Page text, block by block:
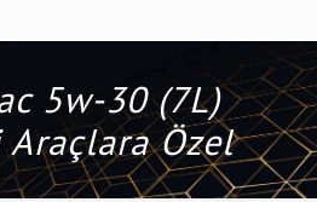
5w-30 (7L)
Özel